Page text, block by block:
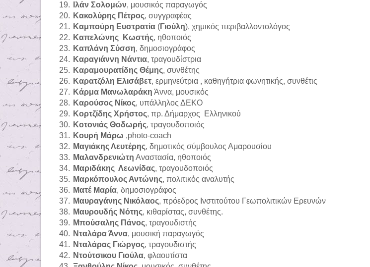
19.
Ιλάν Σολομών, μουσικός παραγωγός
20. Κακολύρης Πέτρος, συγγραφέας
21. Καμπούρη Ευστρατία(Γιούλη), χημικός περιβαλλοντολόγος
22. Καπελώνης Κωστής, ηθοποιός
23. Καπλάνη Σύσση, δημοσιογράφος
24. Καραγιάννη Νάντια, τραγουδίστρια
25. Καραμουρατίδης Θέμης, συνθέτης
26. Καρατζόλη Ελισάβετ, ερμηνεύτρια , καθηγήτρια φωνητικής, συνθέτις
27. Κάρμα Μανωλαράκη Άννα, μουσικός
28. Καρούσος Νίκος, υπάλληλος ΔΕΚΟ
29. Κορτζίδης Χρήστος, πρ. Δήμαρχος
Ελληνικού
30. Κοτονιάς Θοδωρής, τραγουδοποιός
31. Κουρή Μάρω ,photo-coach
32. Μαγιάκης Λευτέρης, δημοτικός σύμβουλος Αμαρουσίου
33. Μαλανδρενιώτη Αναστασία, ηθοποιός
34. Μαριδάκης Λεωνίδας, τραγουδοποιός
35. Μαρκόπουλος Αντώνης, πολιτικός αναλυτής
36. Ματέ Μαρία, δημοσιογράφος
37. Μαυραγάνης Νικόλαος, πρόεδρος Ινστιτούτου Γεωπολιτικών Ερευνών
38. Μαυρουδής Νότης, κιθαρίστας, συνθέτης.
39. Μπούσαλης Πάνος, τραγουδιστής
40. Νταλάρα Άννα, μουσική παραγωγός
41. Νταλάρας Γιώργος, τραγουδιστής
42. Ντούτσικου Γιούλα, φλαουτίστα